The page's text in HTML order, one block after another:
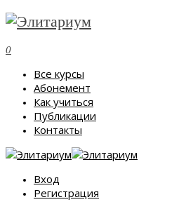
0
Все курсы
Абонемент
Как учиться
Публикации
Контакты
Вход
Регистрация